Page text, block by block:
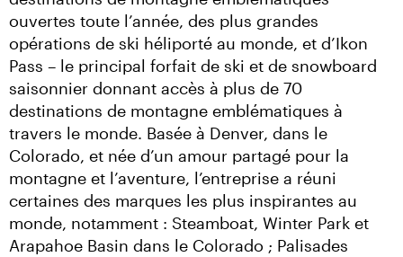
ouvertes toute l’année, des plus grandes
opérations de ski héliporté au monde, et d’Ikon
Pass – le principal forfait de ski et de snowboard
saisonnier donnant accès à plus de 70
destinations de montagne emblématiques à
travers le monde. Basée à Denver, dans le
Colorado, et née d’un amour partagé pour la
montagne et l’aventure, l’entreprise a réuni
certaines des marques les plus inspirantes au
monde, notamment : Steamboat, Winter Park et
Arapahoe Basin dans le Colorado ; Palisades